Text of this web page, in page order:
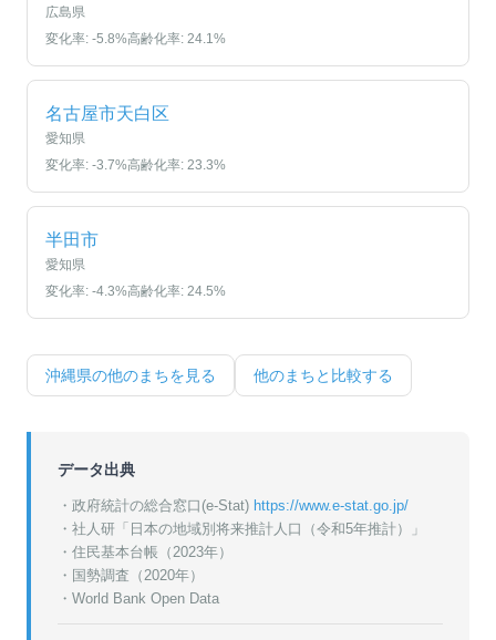
広島県
変化率: -5.8%高齢化率: 24.1%
名古屋市天白区
愛知県
変化率: -3.7%高齢化率: 23.3%
半田市
愛知県
変化率: -4.3%高齢化率: 24.5%
沖縄県の他のまちを見る 他のまちと比較する
データ出典
・政府統計の総合窓口(e-Stat) https://www.e-stat.go.jp/
・ 社人研「日本の地域別将来推計人口（令和5年推計）」
・ 住民基本台帳（2023年）
・ 国勢調査（2020年）
・World Bank Open Data